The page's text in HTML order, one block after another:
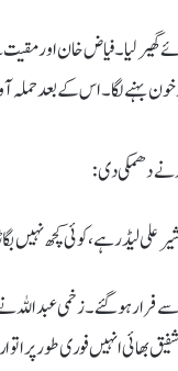
گھیر لیا۔ فیاض خان اور
بہنے لگا۔ اس کے بعد حملہ
نے دھمکی دی:
لیڈر ہے، کوئی کچھ نہیں
ہو گئے۔ زخمی عبداللہ
انہیں فوری طور پر